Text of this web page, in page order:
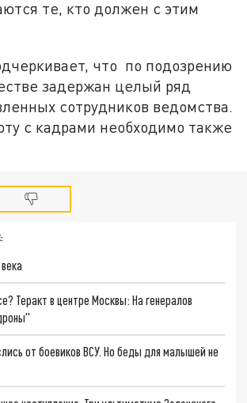
те, кто должен с этим
что по подозрению
задержан целый ряд
сотрудников ведомства.
с кадрами необходимо также
Теракт в центре Москвы: На генералов
от боевиков ВСУ. Но беды для малышей не